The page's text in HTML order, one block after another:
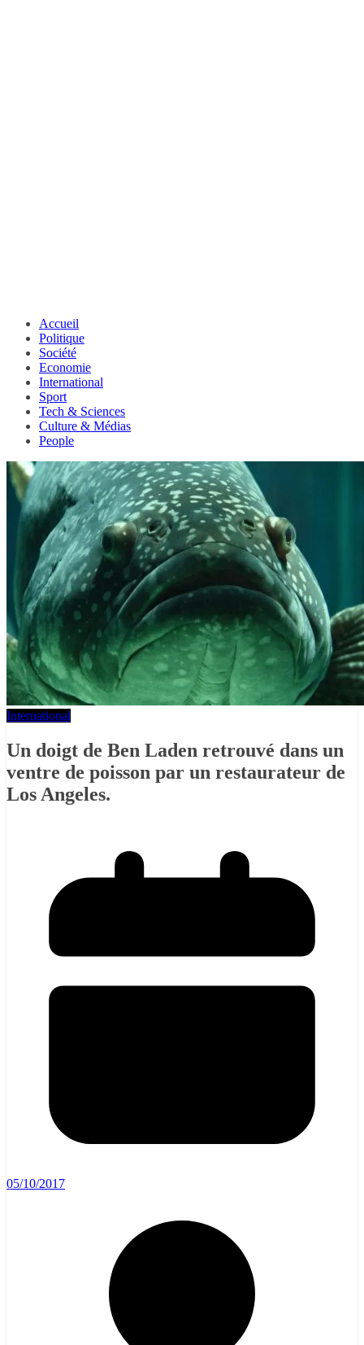
Accueil
Politique
Société
Economie
International
Sport
Tech & Sciences
Culture & Médias
People
International
Un doigt de Ben Laden retrouvé dans un
ventre de poisson par un restaurateur de
Los Angeles.
05/10/2017